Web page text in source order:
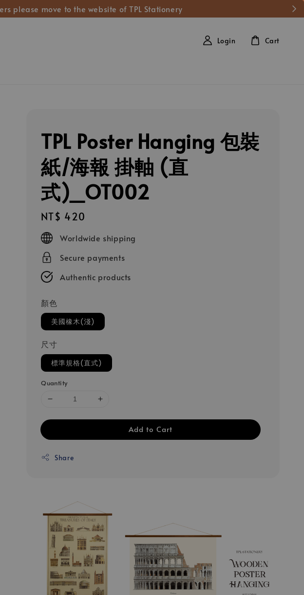
please move to the website of TPL Stationery
Login Cart
TPL Poster Hanging 包裝
紙/海報 掛軸 (直
式)_OT002
Regular
price
NT$ 420
Worldwide shipping
Secure payments
Authentic products
顏色
美國橡木(淺)
尺寸
標準規格(直式)
Quantity
Add to Cart
Share